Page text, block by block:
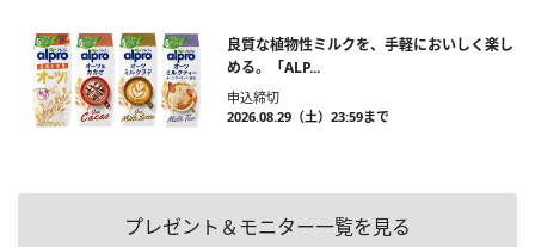
良質な植物性ミルクを、手軽においしく楽し
める。「ALP...
申込締切
2026.08.29（土）23:59まで
プレゼント＆モニター一覧を見る